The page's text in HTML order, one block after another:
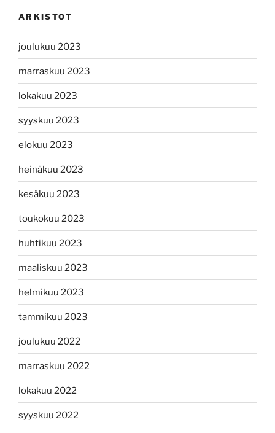
ARKISTOT
joulukuu 2023
marraskuu 2023
lokakuu 2023
syyskuu 2023
elokuu 2023
heinäkuu 2023
kesäkuu 2023
toukokuu 2023
huhtikuu 2023
maaliskuu 2023
helmikuu 2023
tammikuu 2023
joulukuu 2022
marraskuu 2022
lokakuu 2022
syyskuu 2022